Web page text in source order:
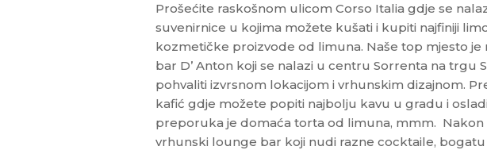
Prošećite raskošnom ulicom Corso Italia gdje se
suvenirnice u kojima možete kušati i kupiti najfiniji
kozmetičke proizvode od limuna. Naše top mjesto je
bar D’ Anton koji se nalazi u centru Sorrenta na trgu
pohvaliti izvrsnom lokacijom i vrhunskim dizajnom.
kafić gdje možete popiti najbolju kavu u gradu i
preporuka je domaća torta od limuna, mmm. Nakon
vrhunski lounge bar koji nudi razne cocktaile,